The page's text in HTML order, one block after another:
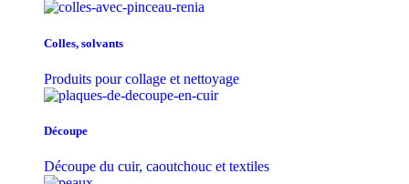
Colles, solvants
Produits pour collage et nettoyage
Découpe
Découpe du cuir, caoutchouc et textiles